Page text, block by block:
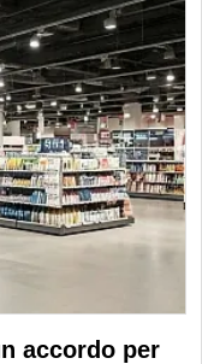
accordo per